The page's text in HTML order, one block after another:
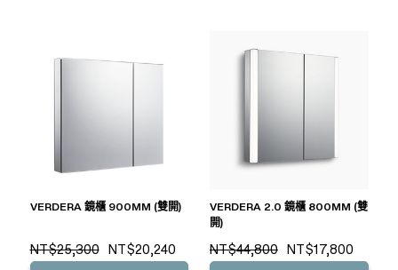
VERDERA 鏡櫃 900MM (雙開)
NT$25,300 NT$20,240
VERDERA 2.0 鏡櫃 800MM (雙
開)
NT$44,800 NT$17,800